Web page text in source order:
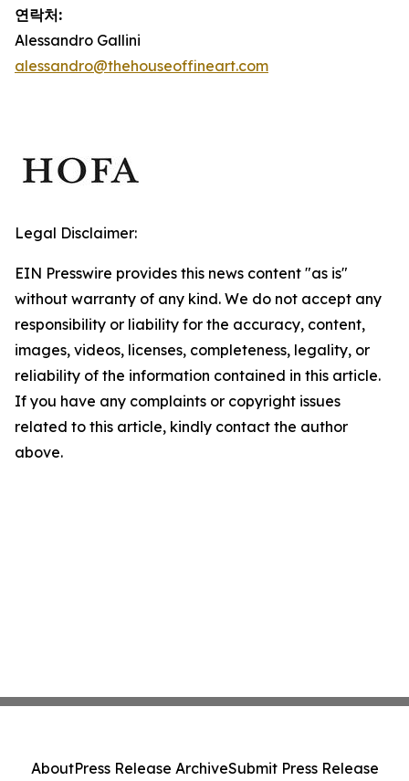
연락처:
Alessandro Gallini
alessandro@thehouseoffineart.com
Legal Disclaimer:
EIN Presswire provides this news content "as is"
without warranty of any kind. We do not accept any
responsibility or liability for the accuracy, content,
images, videos, licenses, completeness, legality, or
reliability of the information contained in this article.
If you have any complaints or copyright issues
related to this article, kindly contact the author
above.
AboutPress Release ArchiveSubmit Press Release